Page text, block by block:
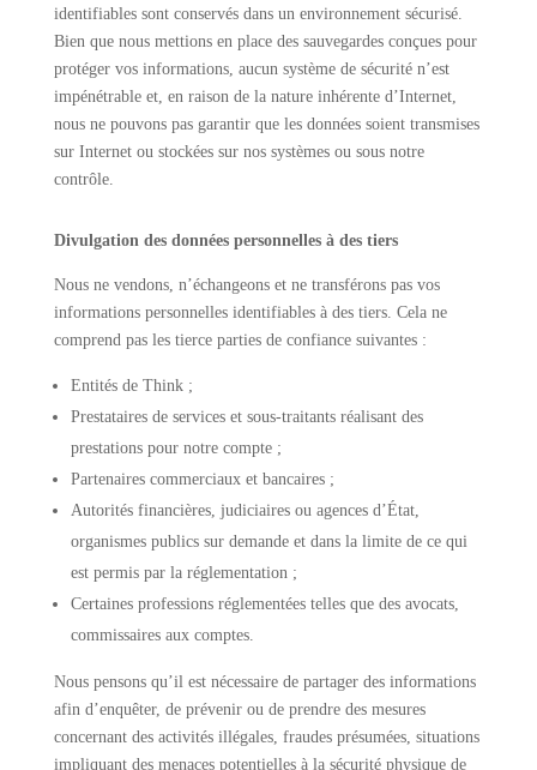
identifiables sont conservés dans un environnement sécurisé.
Bien que nous mettions en place des sauvegardes conçues pour
protéger vos informations, aucun système de sécurité n’est
impénétrable et, en raison de la nature inhérente d’Internet,
nous ne pouvons pas garantir que les données soient transmises
sur Internet ou stockées sur nos systèmes ou sous notre
contrôle.
Divulgation des données personnelles à des tiers
Nous ne vendons, n’échangeons et ne transférons pas vos
informations personnelles identifiables à des tiers. Cela ne
comprend pas les tierce parties de confiance suivantes :
Entités de Think ;
Prestataires de services et sous-traitants réalisant des
prestations pour notre compte ;
Partenaires commerciaux et bancaires ;
Autorités financières, judiciaires ou agences d’État,
organismes publics sur demande et dans la limite de ce qui
est permis par la réglementation ;
Certaines professions réglementées telles que des avocats,
commissaires aux comptes.
Nous pensons qu’il est nécessaire de partager des informations
afin d’enquêter, de prévenir ou de prendre des mesures
concernant des activités illégales, fraudes présumées, situations
impliquant des menaces potentielles à la sécurité physique de